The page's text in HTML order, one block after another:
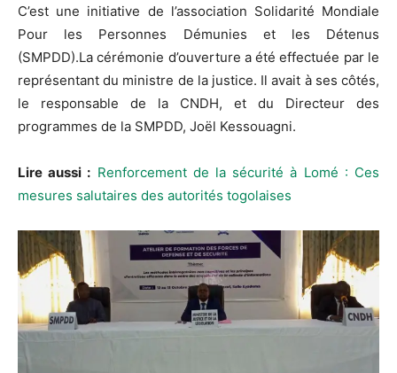
C’est une initiative de l’association Solidarité Mondiale
Pour les Personnes Démunies et les Détenus
(SMPDD).La cérémonie d’ouverture a été effectuée par le
représentant du ministre de la justice. Il avait à ses côtés,
le responsable de la CNDH, et du Directeur des
programmes de la SMPDD, Joël Kessouagni.
Lire aussi : Renforcement de la sécurité à Lomé : Ces
mesures salutaires des autorités togolaises